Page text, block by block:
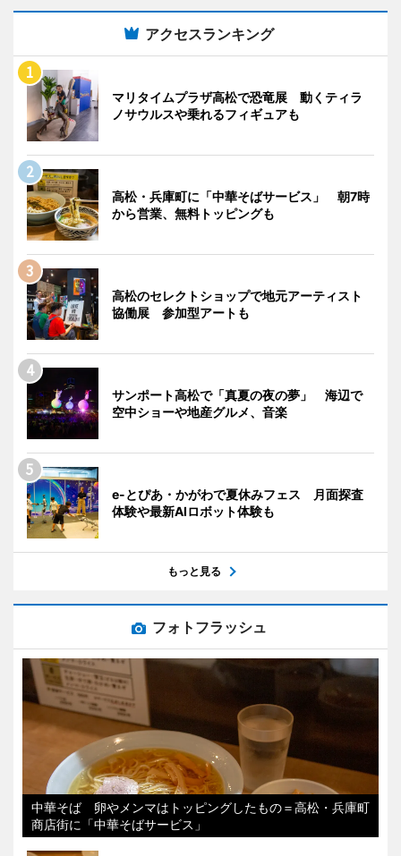
アクセスランキング
マリタイムプラザ高松で恐竜展 動くティラ
ノサウルスや乗れるフィギュアも
高松・兵庫町に「中華そばサービス」 朝7時
から営業、無料トッピングも
高松のセレクトショップで地元アーティスト
協働展 参加型アートも
サンポート高松で「真夏の夜の夢」 海辺で
空中ショーや地産グルメ、音楽
e-とぴあ・かがわで夏休みフェス 月面探査
体験や最新AIロボット体験も
もっと見る
フォトフラッシュ
中華そば 卵やメンマはトッピングしたもの＝高松・兵庫町
商店街に「中華そばサービス」